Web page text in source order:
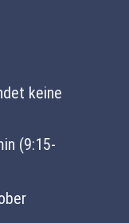
keine
(9:15-